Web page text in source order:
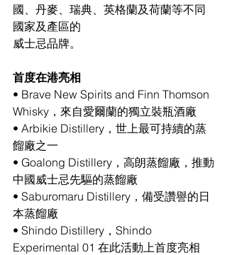
國、丹麥、瑞典、英格蘭及荷蘭等不同
國家及產區的
威士忌品牌。
首度在港亮相
• Brave New Spirits and Finn Thomson
Whisky，來自愛爾蘭的獨立裝瓶酒廠
• Arbikie Distillery，世上最可持續的蒸
餾廠之一
• Goalong Distillery，高朗蒸餾廠，推動
中國威士忌先驅的蒸餾廠
• Saburomaru Distillery，備受讚譽的日
本蒸餾廠
• Shindo Distillery，Shindo
Experimental 01 在此活動上首度亮相